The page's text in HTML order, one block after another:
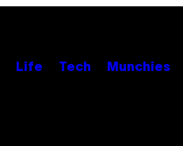
Life Tech Munchies